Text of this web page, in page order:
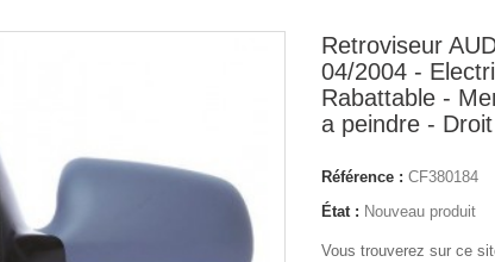
Retroviseur
04/2004 -
Rabattable -
a peindre - Droit
Référence : CF380184
État : Nouveau produit
Vous trouverez sur ce